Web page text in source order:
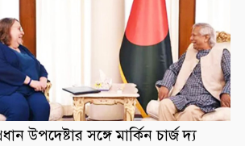
উপদেষ্টার সঙ্গে মার্কিন চার্জ দ্য